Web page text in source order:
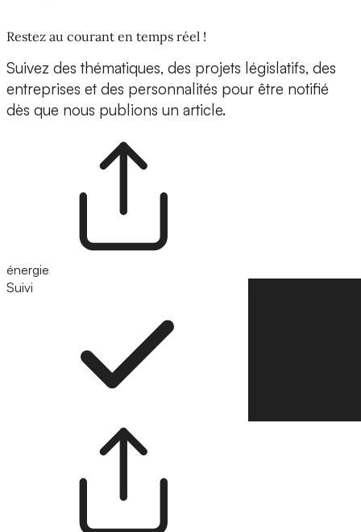
Restez au courant en temps réel !
Suivez des thématiques, des projets législatifs, des
entreprises et des personnalités pour être notifié
dès que nous publions un article.
énergie
Suivi